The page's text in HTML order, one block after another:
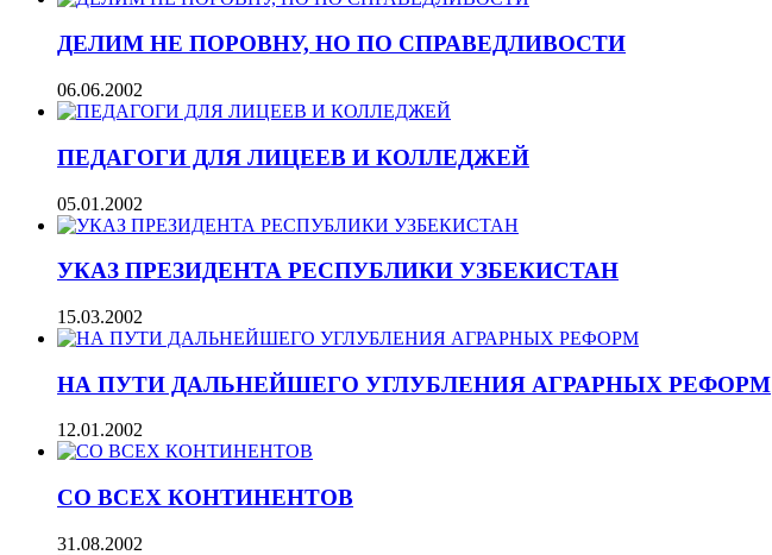
ДЕЛИМ НЕ ПОРОВНУ, НО ПО СПРАВЕДЛИВОСТИ
06.06.2002
ПЕДАГОГИ ДЛЯ ЛИЦЕЕВ И КОЛЛЕДЖЕЙ
05.01.2002
УКАЗ ПРЕЗИДЕНТА РЕСПУБЛИКИ УЗБЕКИСТАН
15.03.2002
НА ПУТИ ДАЛЬНЕЙШЕГО УГЛУБЛЕНИЯ АГРАРНЫХ РЕФОРМ
12.01.2002
СО ВСЕХ КОНТИНЕНТОВ
31.08.2002